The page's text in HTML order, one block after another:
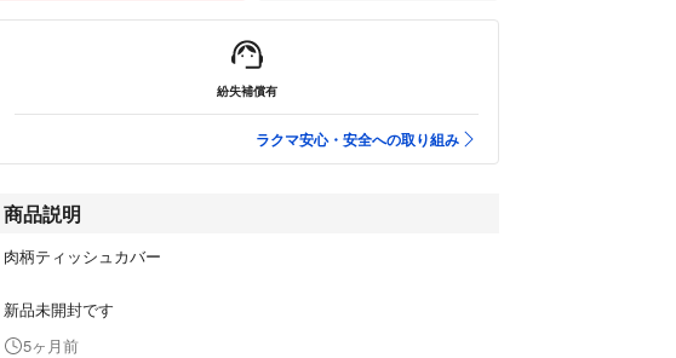
紛失補償有
ラクマ安心・安全への取り組み
商品説明
肉柄ティッシュカバー
新品未開封です
5ヶ月前